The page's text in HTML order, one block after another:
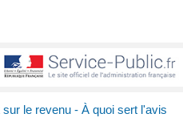
sur le revenu - À quoi sert l'avis